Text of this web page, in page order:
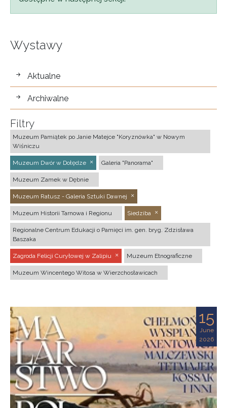
Wystawy
wystawy
Aktualne
Archiwalne
Filtry
Muzeum Pamiątek po Janie Matejce "Koryznówka" w Nowym
Wiśniczu
Muzeum Dwór w Dołędze Galeria "Panorama"
Muzeum Zamek w Dębnie
Muzeum Ratusz - Galeria Sztuki Dawnej
Muzeum Historii Tarnowa i Regionu Siedziba
Regionalne Centrum Edukacji o Pamięci im. gen. bryg. Zdzisława
Baszaka
Zagroda Felicji Curyłowej w Zalipiu Muzeum Etnograficzne
Muzeum Wincentego Witosa w Wierzchosławicach
15
June
2026